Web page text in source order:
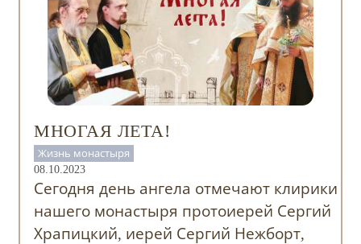
МНОГАЯ ЛЕТА!
Жизнь монастыря
08.10.2023
Сегодня день ангела отмечают клирики
нашего монастыря протоиерей Сергий
Храпицкий, иерей Сергий Нежборт,